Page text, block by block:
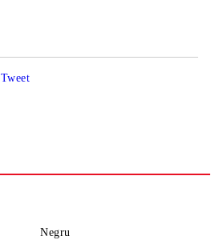
Tweet
Negru